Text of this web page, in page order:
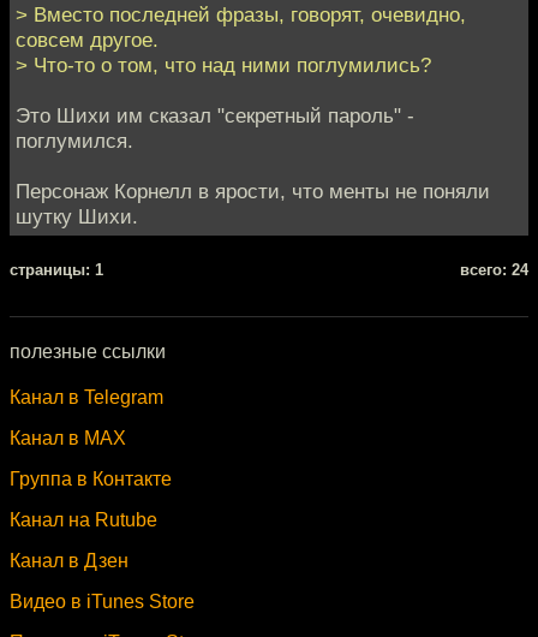
> Вместо последней фразы, говорят, очевидно,
совсем другое.
> Что-то о том, что над ними поглумились?
Это Шихи им сказал "секретный пароль" -
поглумился.
Персонаж Корнелл в ярости, что менты не поняли
шутку Шихи.
cтраницы: 1 всего: 24
полезные ссылки
Канал в Telegram
Канал в MAX
Группа в Контакте
Канал на Rutube
Канал в Дзен
Видео в iTunes Store